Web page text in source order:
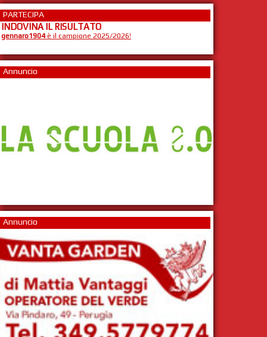
PARTECIPA
INDOVINA IL RISULTATO
gennaro1904è il campione 2025/2026!
Annuncio
Annuncio